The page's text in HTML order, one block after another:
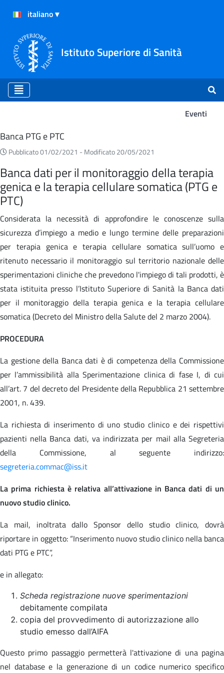
Istituto Superiore di Sanità
Eventi
Eventi
Banca PTG e PTC
Pubblicato 01/02/2021 - Modificato 20/05/2021
Banca dati per il monitoraggio della terapia
genica e la terapia cellulare somatica (PTG e
PTC)
Considerata la necessità di approfondire le conoscenze sulla
sicurezza d’impiego a medio e lungo termine delle preparazioni
per terapia genica e terapia cellulare somatica sull’uomo e
ritenuto necessario il monitoraggio sul territorio nazionale delle
sperimentazioni cliniche che prevedono l'impiego di tali prodotti, è
stata istituita presso l’Istituto Superiore di Sanità la Banca dati
per il monitoraggio della terapia genica e la terapia cellulare
somatica(Decreto del Ministro della Salute del 2 marzo 2004).
PROCEDURA
La gestione della Banca dati è di competenza della Commissione
per l’ammissibilità alla Sperimentazione clinica di fase I, di cui
all’art. 7 del decreto del Presidente della Repubblica 21 settembre
2001, n. 439.
La richiesta di inserimento di uno studio clinico e dei rispettivi
pazienti nella Banca dati, va indirizzata per mail alla Segreteria
della Commissione, al seguente indirizzo:
segreteria.commac@iss.it
La prima richiesta è relativa all’attivazione in Banca dati di un
nuovo studio clinico.
La mail, inoltrata dallo Sponsor dello studio clinico, dovrà
riportare in oggetto: “Inserimento nuovo studio clinico nella banca
dati PTG e PTC”,
e in allegato:
Scheda registrazione nuove sperimentazioni
debitamente compilata
copia del provvedimento di autorizzazione allo
studio emesso dall’AIFA
Questo primo passaggio permetterà l'attivazione di una pagina
nel database e la generazione di un codice numerico specifico